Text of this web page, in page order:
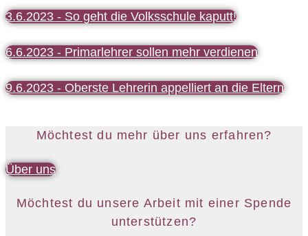
3.6.2023 - So geht die Volksschule kaputt!
6.6.2023 - Primarlehrer sollen mehr verdienen
9.6.2023 - Oberste Lehrerin appelliert an die Eltern
Möchtest du mehr über uns erfahren?
Über uns
Möchtest du unsere Arbeit mit einer Spende
unterstützen?